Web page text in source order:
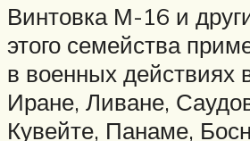
Винтовка М-16 и
этого семейства
в военных действиях
Иране, Ливане,
Кувейте, Панаме,